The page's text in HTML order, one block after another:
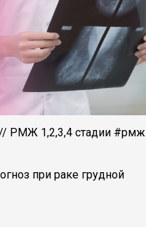
РМЖ 1,2,3,4 стадии #рмж
при раке грудной